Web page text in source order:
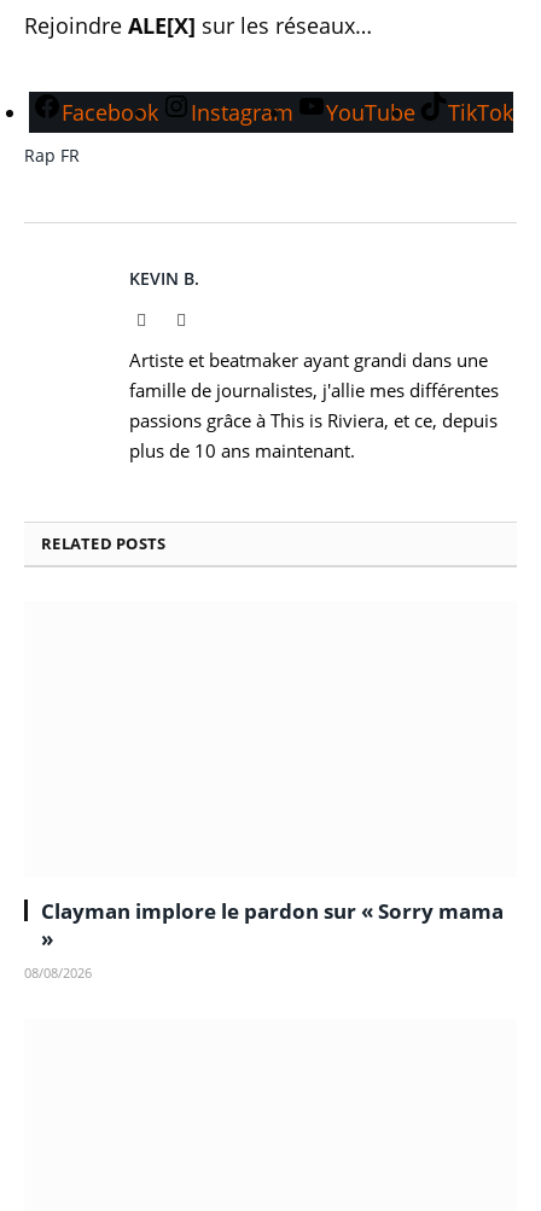
Rejoindre ALE[X] sur les réseaux…
Facebook Instagram YouTube TikTok
Rap FR
KEVIN B.
Website
Artiste et beatmaker ayant grandi dans une
famille de journalistes, j'allie mes différentes
passions grâce à This is Riviera, et ce, depuis
plus de 10 ans maintenant.
RELATED POSTS
Clayman implore le pardon sur « Sorry mama
»
08/08/2026